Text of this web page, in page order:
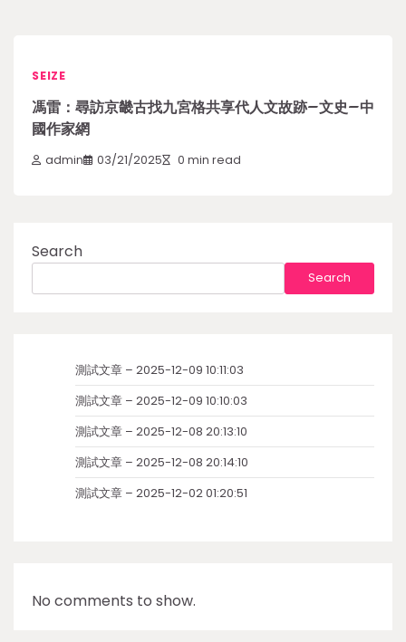
SEIZE
馮雷：尋訪京畿古找九宮格共享代人文故跡–文史–中
國作家網
admin 03/21/2025 0 min read
Search
Search
測試文章 – 2025-12-09 10:11:03
測試文章 – 2025-12-09 10:10:03
測試文章 – 2025-12-08 20:13:10
測試文章 – 2025-12-08 20:14:10
測試文章 – 2025-12-02 01:20:51
No comments to show.